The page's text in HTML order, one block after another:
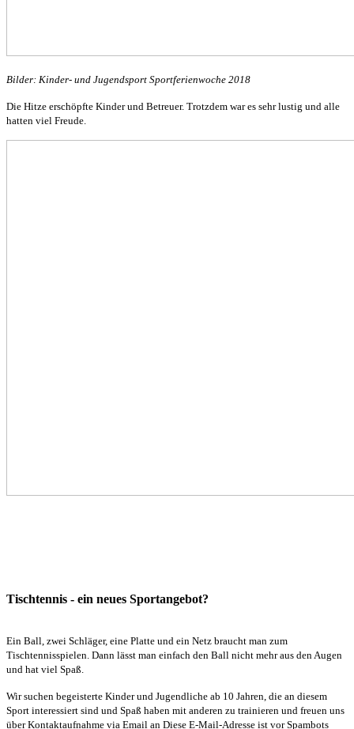
Bilder: Kinder- und Jugendsport Sportferienwoche 2018
Die Hitze erschöpfte Kinder und Betreuer. Trotzdem war es sehr lustig und alle
hatten viel Freude.
Tischtennis - ein neues Sportangebot?
Ein Ball, zwei Schläger, eine Platte und ein Netz braucht man zum
Tischtennisspielen. Dann lässt man einfach den Ball nicht mehr aus den Augen
und hat viel Spaß.
Wir suchen begeisterte Kinder und Jugendliche ab 10 Jahren, die an diesem
Sport interessiert sind und Spaß haben mit anderen zu trainieren und freuen uns
über Kontaktaufnahme via Email an Diese E-Mail-Adresse ist vor Spambots